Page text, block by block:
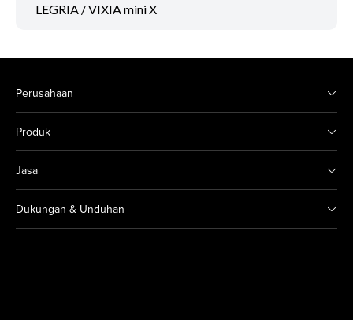
LEGRIA / VIXIA mini X
Perusahaan
Produk
Jasa
Dukungan & Unduhan